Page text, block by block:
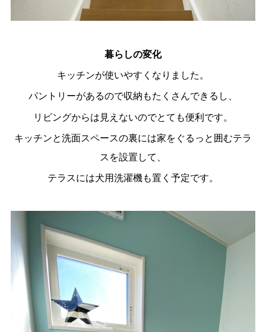
暮らしの変化
キッチンが使いやすくなりました。
パントリーがあるので収納もたくさんできるし、
リビングからは見えないのでとても便利です。
キッチンと洗面スペースの裏には家をぐるっと囲むテラ
スを設置して、
テラスには犬用洗濯機も置く予定です。